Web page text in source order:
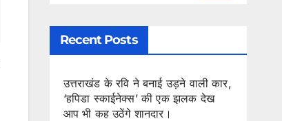
Recent Posts
उत्तराखंड के रवि ने बनाई उड़ने वाली कार,
‘हपिडा स्काईनेक्स’ की एक झलक देख
आप भी कह उठेंगे शानदार।